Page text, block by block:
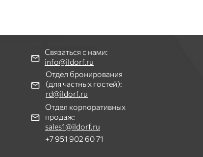
Связаться с нами:
info@ildorf.ru
Отдел бронирования
(для частных гостей):
rd@ildorf.ru
Отдел корпоративных
продаж:
sales1@ildorf.ru
+7 951 902 60 71